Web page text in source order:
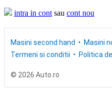
intra in cont sau cont nou
Masini second hand Masini
Termeni si conditii
Politica
© 2026 Auto.ro